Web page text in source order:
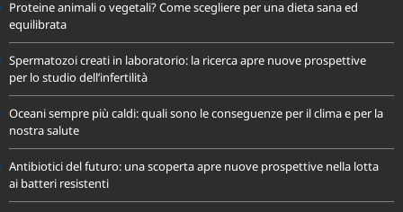
Proteine animali o vegetali? Come scegliere per una dieta sana ed
equilibrata
Spermatozoi creati in laboratorio: la ricerca apre nuove prospettive
per lo studio dell’infertilità
Oceani sempre più caldi: quali sono le conseguenze per il clima e per la
nostra salute
Antibiotici del futuro: una scoperta apre nuove prospettive nella lotta
ai batteri resistenti